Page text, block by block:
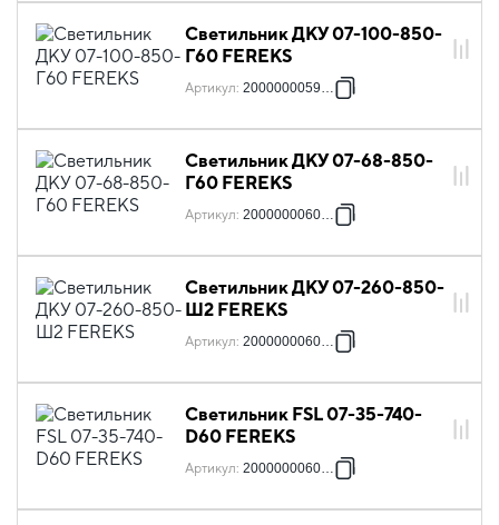
Светильник ДКУ 07-100-850-
Г60 FEREKS
Артикул: 2000000059860
Светильник ДКУ 07-68-850-
Г60 FEREKS
Артикул: 2000000060088
Светильник ДКУ 07-260-850-
Ш2 FEREKS
Артикул: 2000000060217
Светильник FSL 07-35-740-
D60 FEREKS
Артикул: 2000000060248